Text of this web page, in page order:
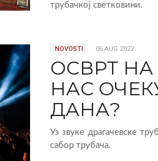
трубачкој светковини.
NOVOSTI 06.AUG.2022
ОСВРТ
НАС
ДАНА?
Уз звуке драгачевске
сабор трубача.